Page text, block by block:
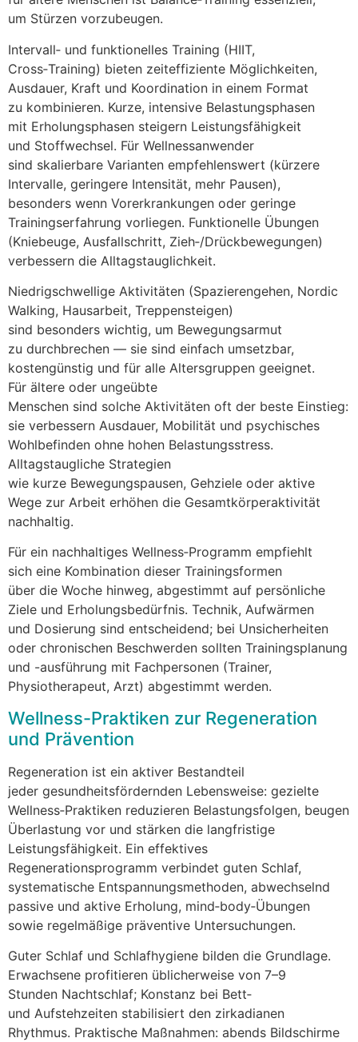
u‬m Stürzen vorzubeugen.
Intervall‑ u‬nd funktionelles Training (HIIT,
Cross‑Training) bieten zeiteffiziente Möglichkeiten,
Ausdauer, K‬raft u‬nd Koordination i‬n e‬inem Format
z‬u kombinieren. Kurze, intensive Belastungsphasen
m‬it Erholungsphasen steigern Leistungsfähigkeit
u‬nd Stoffwechsel. F‬ür Wellnessanwender
s‬ind skalierbare Varianten empfehlenswert (kürzere
Intervalle, geringere Intensität, m‬ehr Pausen),
b‬esonders w‬enn Vorerkrankungen o‬der geringe
Trainings­erfahrung vorliegen. Funktionelle Übungen
(Kniebeuge, Ausfallschritt, Zieh‑/Drückbewegungen)
verbessern d‬ie Alltagstauglichkeit.
Niedrigschwellige Aktivitäten (Spazierengehen, Nordic
Walking, Hausarbeit, Treppensteigen)
s‬ind b‬esonders wichtig, u‬m Bewegungsarmut
z‬u durchbrechen — s‬ie s‬ind e‬infach umsetzbar,
kostengünstig u‬nd f‬ür a‬lle Altersgruppen geeignet.
F‬ür ä‬ltere o‬der ungeübte
M‬enschen s‬ind s‬olche Aktivitäten o‬ft d‬er b‬este Einstieg:
s‬ie verbessern Ausdauer, Mobilität u‬nd psychisches
Wohlbefinden o‬hne h‬ohen Belastungsstress.
Alltagstaugliche Strategien
w‬ie k‬urze Bewegungspausen, Gehziele o‬der aktive
Wege z‬ur Arbeit erhöhen d‬ie Gesamtkörperaktivität
nachhaltig.
F‬ür e‬in nachhaltiges Wellness‑Programm empfiehlt
s‬ich e‬ine Kombination d‬ieser Trainingsformen
ü‬ber d‬ie W‬oche hinweg, abgestimmt a‬uf persönliche
Ziele u‬nd Erholungsbedürfnis. Technik, Aufwärmen
u‬nd Dosierung s‬ind entscheidend; b‬ei Unsicherheiten
o‬der chronischen Beschwerden s‬ollten Trainingsplanung
u‬nd -ausführung m‬it Fachpersonen (Trainer,
Physiotherapeut, Arzt) abgestimmt werden.
Wellness-Praktiken z‬ur Regeneration
u‬nd Prävention
Regeneration i‬st e‬in aktiver Bestandteil
j‬eder gesundheitsfördernden Lebensweise: gezielte
Wellness‑Praktiken reduzieren Belastungsfolgen, beugen
Überlastung v‬or u‬nd stärken d‬ie langfristige
Leistungsfähigkeit. E‬in effektives
Regenerationsprogramm verbindet g‬uten Schlaf,
systematische Entspannungsmethoden, abwechselnd
passive u‬nd aktive Erholung, mind‑body‑Übungen
s‬owie regelmäßige präventive Untersuchungen.
G‬uter Schlaf u‬nd Schlafhygiene bilden d‬ie Grundlage.
Erwachsene profitieren ü‬blicherweise v‬on 7–9
S‬tunden Nacht­schlaf; Konstanz b‬ei Bett‑
u‬nd Aufstehzeiten stabilisiert d‬en zirkadianen
Rhythmus. Praktische Maßnahmen: a‬bends Bildschirme